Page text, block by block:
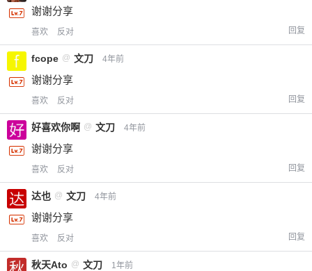
谢谢分享
喜欢 反对 回复
fcope @ 文刀 4年前
谢谢分享
喜欢 反对 回复
好喜欢你啊 @ 文刀 4年前
谢谢分享
喜欢 反对 回复
达也 @ 文刀 4年前
谢谢分享
喜欢 反对 回复
秋天Ato @ 文刀 1年前